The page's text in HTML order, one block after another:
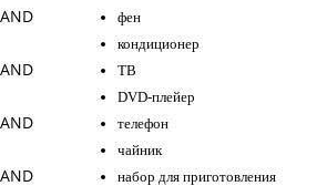
фен
кондиционер
ТВ
DVD-плейер
телефон
чайник
набор для приготовления